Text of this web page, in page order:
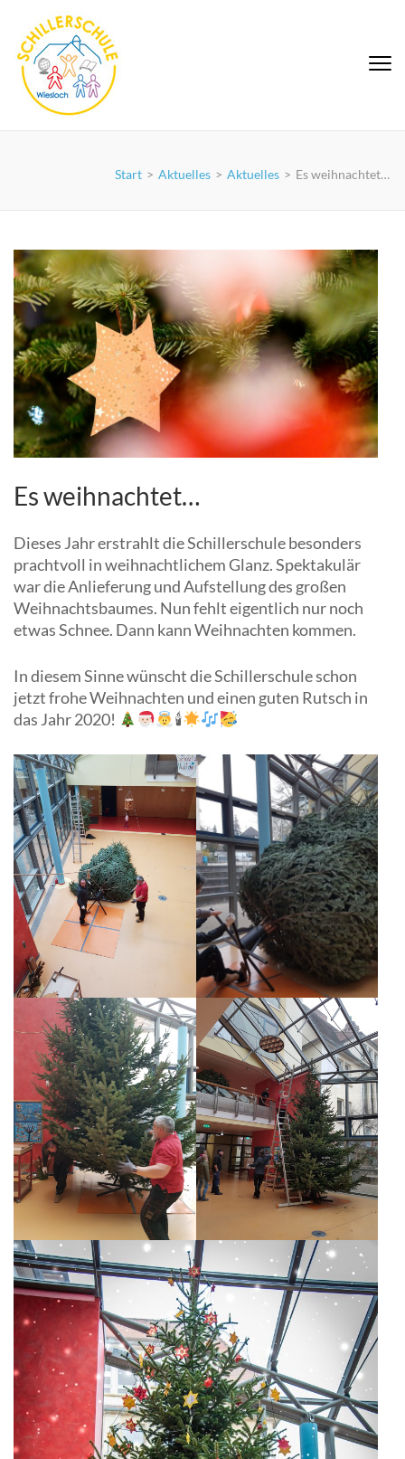
Inhalt
springen
(Eingabetaste
drücken)
Schiller-Grundschule
Start > Aktuelles > Aktuelles > Es weihnachtet…
Es weihnachtet…
Dieses Jahr erstrahlt die Schillerschule besonders
prachtvoll in weihnachtlichem Glanz. Spektakulär
war die Anlieferung und Aufstellung des großen
Weihnachtsbaumes. Nun fehlt eigentlich nur noch
etwas Schnee. Dann kann Weihnachten kommen.
In diesem Sinne wünscht die Schillerschule schon
jetzt frohe Weihnachten und einen guten Rutsch in
das Jahr 2020!
🕯